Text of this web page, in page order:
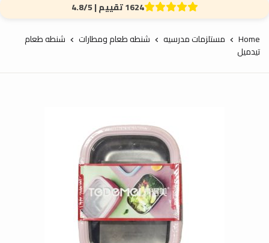
1624 تقييم | 4.8/5
Home مستلزمات مدرسيه شنطه طعام ومطارات
شنطه طعام
تيدميل